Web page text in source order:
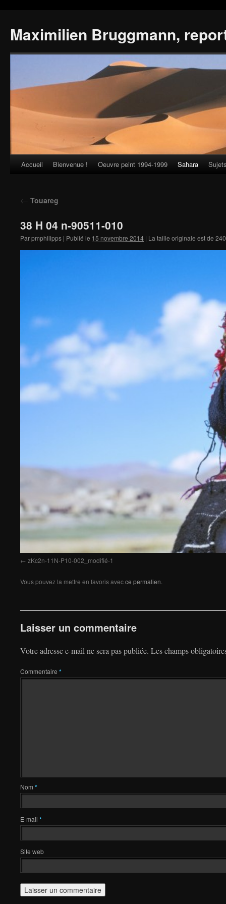
Maximilien Bruggmann,
Skip
content
Accueil Bienvenue ! Oeuvre peint 1994-1999 Sahara
← Touareg
38 H 04 n-90511-010
Parpmphilipps | Publié le 15 novembre 2014 | La taille originale est de
zKc2n-11N-P10-002_modifié-1
Vous pouvez la mettre en favoris avecce permalien
Laisser un commentaire
Votre adresse e-mail ne sera pas publiée. Les champs
Commentaire *
Nom *
E-mail *
Site web